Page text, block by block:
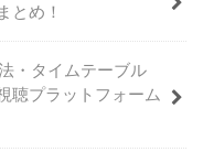
とめ！
・タイムテーブル
聴プラットフォーム